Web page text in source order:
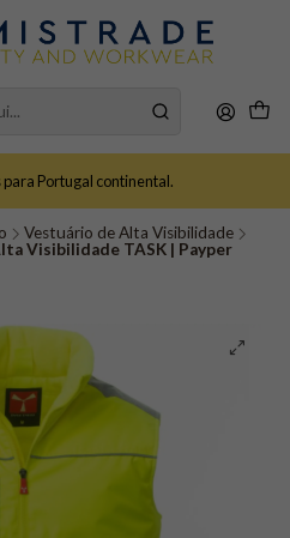
para Portugal continental.
Vestuário de Alta Visibilidade
Visibilidade TASK | Payper​